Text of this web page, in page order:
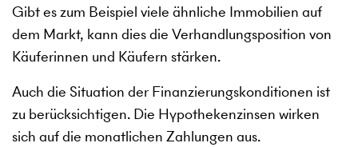
Gibt es zum Beispiel viele ähnliche Immobilien auf
dem Markt, kann dies die Verhandlungsposition von
Käuferinnen und Käufern stärken.
Auch die Situation der Finanzierungskonditionen ist
zu berücksichtigen. Die Hypothekenzinsen wirken
sich auf die monatlichen Zahlungen aus.